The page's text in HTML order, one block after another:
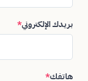
بريدك الإلكتروني*
هاتفك*